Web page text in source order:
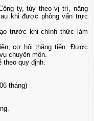
ty, tùy theo vị trí, năng
khi được phỏng vấn trực
trước khi chính thức làm
cơ hội thăng tiến. Được
chuyên môn.
quy định.
tháng)